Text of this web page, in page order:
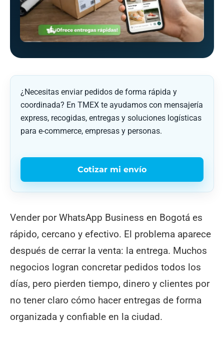
¿Necesitas enviar pedidos de forma rápida y
coordinada? En TMEX te ayudamos con mensajería
express, recogidas, entregas y soluciones logísticas
para e-commerce, empresas y personas.
Cotizar mi envío
Vender por WhatsApp Business en Bogotá es
rápido, cercano y efectivo. El problema aparece
después de cerrar la venta: la entrega. Muchos
negocios logran concretar pedidos todos los
días, pero pierden tiempo, dinero y clientes por
no tener claro cómo hacer entregas de forma
organizada y confiable en la ciudad.